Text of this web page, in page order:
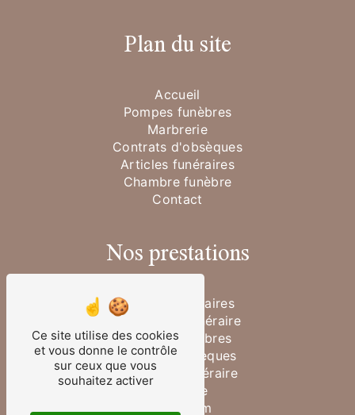
Plan du site
Accueil
Pompes funèbres
Marbrerie
Contrats d'obsèques
Articles funéraires
Chambre funèbre
Contact
Nos prestations
Articles funéraires
Cérémonie funéraire
Pompes funèbres
Contrats obsèques
Transport funéraire
Marbrerie
Funérarium
Ce site utilise des cookies
et vous donne le contrôle
sur ceux que vous
souhaitez activer